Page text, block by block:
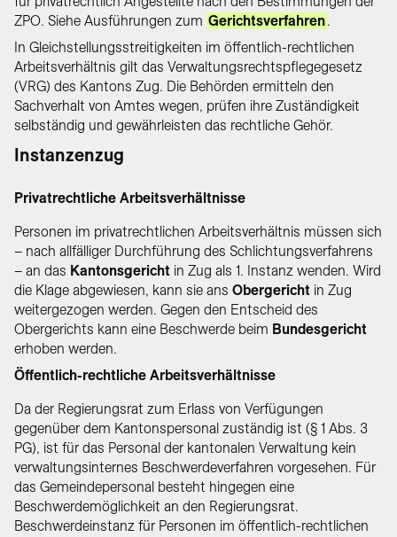
ZPO. Siehe Ausführungen zum Gerichtsverfahren.
In Gleichstellungsstreitigkeiten im öffentlich-rechtlichen
Arbeitsverhältnis gilt das Verwaltungsrechtspflegegesetz
(VRG) des Kantons Zug. Die Behörden ermitteln den
Sachverhalt von Amtes wegen, prüfen ihre Zuständigkeit
selbständig und gewährleisten das rechtliche Gehör.
Instanzenzug
Privatrechtliche Arbeitsverhältnisse
Personen im privatrechtlichen Arbeitsverhältnis müssen sich
– nach allfälliger Durchführung des Schlichtungsverfahrens
– an das Kantonsgericht in Zug als 1. Instanz wenden. Wird
die Klage abgewiesen, kann sie ans Obergericht in Zug
weitergezogen werden. Gegen den Entscheid des
Obergerichts kann eine Beschwerde beim Bundesgericht
erhoben werden.
Öffentlich-rechtliche Arbeitsverhältnisse
Da der Regierungsrat zum Erlass von Verfügungen
gegenüber dem Kantonspersonal zuständig ist (§ 1 Abs. 3
PG), ist für das Personal der kantonalen Verwaltung kein
verwaltungsinternes Beschwerdeverfahren vorgesehen. Für
das Gemeindepersonal besteht hingegen eine
Beschwerdemöglichkeit an den Regierungsrat.
Beschwerdeinstanz für Personen im öffentlich-rechtlichen